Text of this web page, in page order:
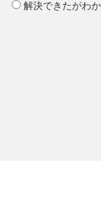
解決できたがわ